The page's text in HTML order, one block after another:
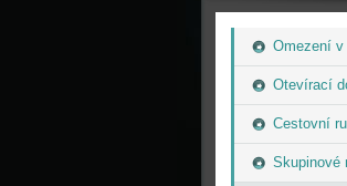
Omezení v
Otevírací
Cestovní
Skupinové